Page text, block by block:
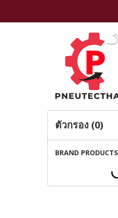
ตัวกรอง (0)
BRAND PRODUCTS